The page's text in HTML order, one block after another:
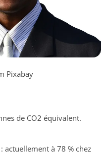
Pixabay
de CO2 équivalent.
actuellement à 78 % chez